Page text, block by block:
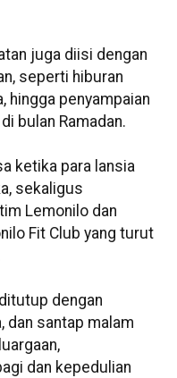
juga diisi dengan
seperti hiburan
hingga penyampaian
bulan Ramadan.
ketika para lansia
sekaligus
Lemonilo dan
Fit Club yang turut
dengan
dan santap malam
dan kepedulian